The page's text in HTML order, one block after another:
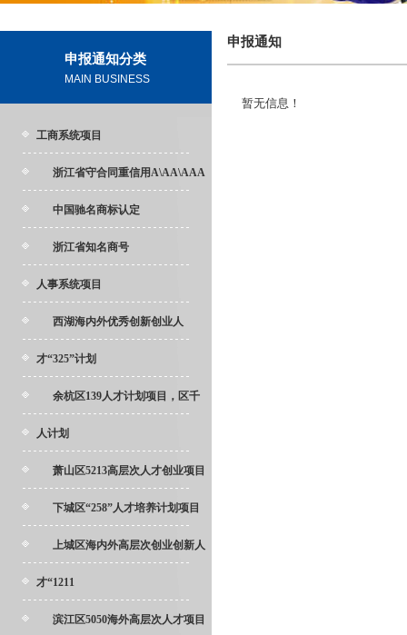
申报通知分类
MAIN BUSINESS
工商系统项目
浙江省守合同重信用A\AA\AAA
中国驰名商标认定
浙江省知名商号
人事系统项目
西湖海内外优秀创新创业人
才“325”计划
余杭区139人才计划项目，区千
人计划
萧山区5213高层次人才创业项目
下城区“258”人才培养计划项目
上城区海内外高层次创业创新人
才“1211
滨江区5050海外高层次人才项目
申报通知
暂无信息！